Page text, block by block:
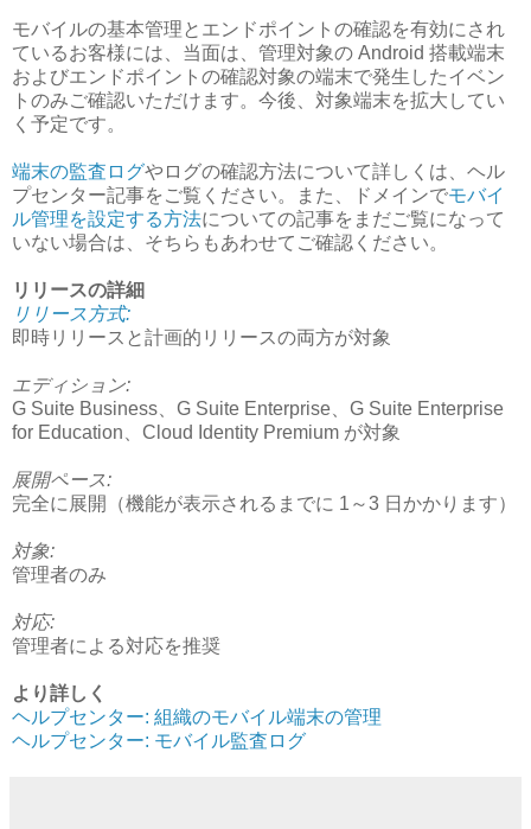
モバイルの基本管理とエンドポイントの確認を有効にされ
ているお客様には、当面は、管理対象の Android 搭載端末
およびエンドポイントの確認対象の端末で発生したイベン
トのみご確認いただけます。今後、対象端末を拡大してい
く予定です。
端末の監査ログやログの確認方法について詳しくは、ヘル
プセンター記事をご覧ください。また、ドメインでモバイ
ル管理を設定する方法についての記事をまだご覧になって
いない場合は、そちらもあわせてご確認ください。
リリースの詳細
リリース方式:
即時リリースと計画的リリースの両方が対象
エディション:
G Suite Business、G Suite Enterprise、G Suite Enterprise
for Education、Cloud Identity Premium が対象
展開ペース:
完全に展開（機能が表示されるまでに 1～3 日かかります）
対象:
管理者のみ
対応:
管理者による対応を推奨
より詳しく
ヘルプセンター: 組織のモバイル端末の管理
ヘルプセンター: モバイル監査ログ